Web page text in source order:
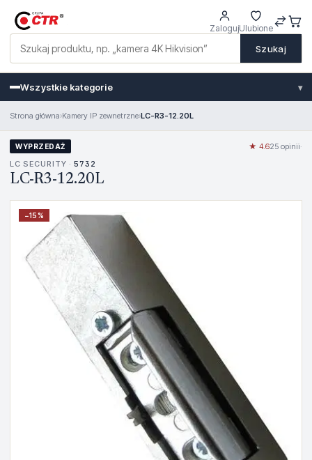
Szukaj
ZalogujUlubione
Wszystkie kategorie ▾
Strona główna›Kamery IP zewnetrzne›LC-R3-12.20L
WYPRZEDAŻ
LC SECURITY · 5732
LC-R3-12.20L
★ 4.625 opinii·
−15%